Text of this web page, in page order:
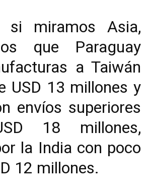
si miramos Asia,
que Paraguay
a Taiwán
USD 13 millones y
envíos superiores
18 millones,
la India con poco
12 millones.